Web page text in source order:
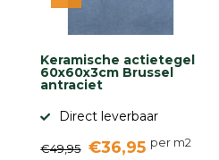
Keramische actietegel
60x60x3cm Brussel
antraciet
Direct leverbaar
€49,95 €36,95 per m2